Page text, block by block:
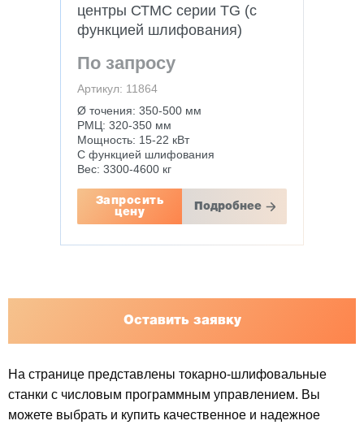
центры СТМС серии TG (с
функцией шлифования)
По запросу
Артикул: 11864
Ø точения: 350-500 мм
РМЦ: 320-350 мм
Мощность: 15-22 кВт
С функцией шлифования
Вес: 3300-4600 кг
Запросить
цену
Подробнее
Оставить заявку
На странице представлены токарно-шлифовальные
станки с числовым программным управлением. Вы
можете выбрать и купить качественное и надежное